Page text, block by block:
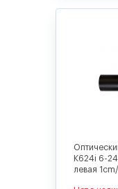
K624i 6-
левая